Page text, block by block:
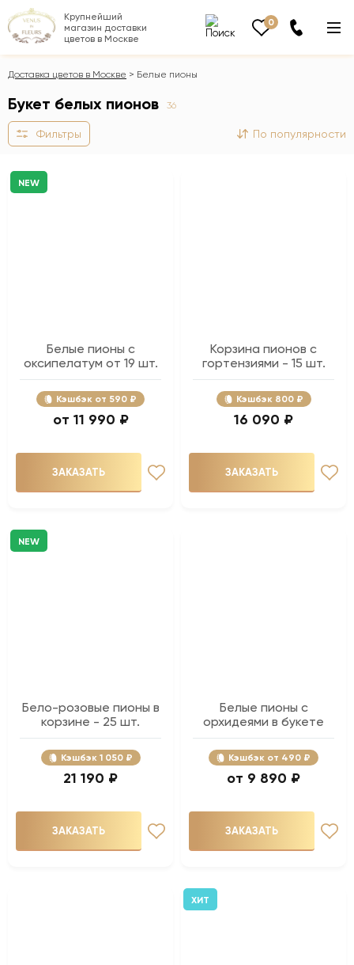
Крупнейший
магазин доставки
цветов в Москве
0
Доставка цветов в Москве Белые пионы
Букет белых пионов 36
Фильтры По популярности
NEW
Белые пионы с
оксипелатум от 19 шт.
Кэшбэк 590 ₽
11 990 ₽
ЗАКАЗАТЬ
Корзина пионов с
гортензиями - 15 шт.
Кэшбэк 800 ₽
16 090 ₽
ЗАКАЗАТЬ
NEW
Бело-розовые пионы в
корзине - 25 шт.
Кэшбэк 1 050 ₽
21 190 ₽
ЗАКАЗАТЬ
Белые пионы с
орхидеями в букете
Кэшбэк 490 ₽
9 890 ₽
ЗАКАЗАТЬ
ХИТ